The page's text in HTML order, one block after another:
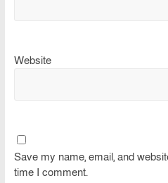
Website
Save my name, email, and
time I comment.